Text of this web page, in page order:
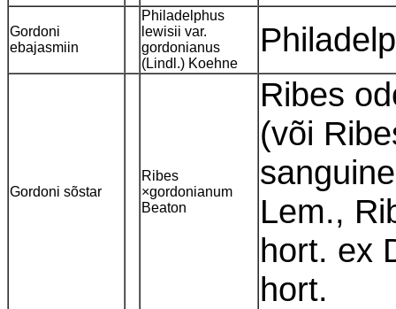
Gordoni
ebajasmiin
Philadelphus
lewisii var.
gordonianus
(Lindl.) Koehne
Gordoni sõstar
Ribes
×gordonianum
Beaton
Ribes
(või
Lem.,
hort. ex
hort.